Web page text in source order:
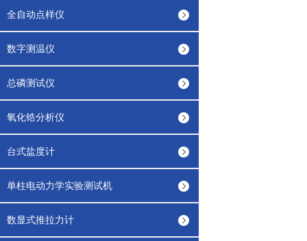
全自动点样仪
数字测温仪
总磷测试仪
氧化锆分析仪
台式盐度计
单柱电动力学实验测试机
数显式推拉力计